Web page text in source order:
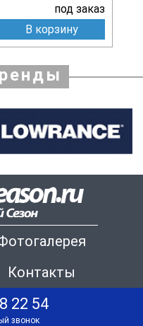
под заказ
В корзину
Контакты
22 54
звонок